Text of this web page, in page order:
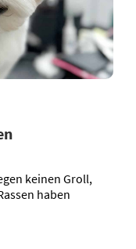
keinen Groll,
haben